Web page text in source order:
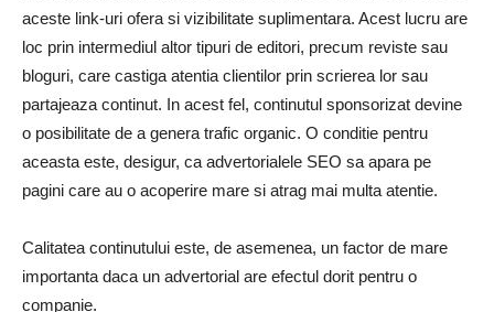
aceste link-uri ofera si vizibilitate suplimentara. Acest lucru are
loc prin intermediul altor tipuri de editori, precum reviste sau
bloguri, care castiga atentia clientilor prin scrierea lor sau
partajeaza continut. In acest fel, continutul sponsorizat devine
o posibilitate de a genera trafic organic. O conditie pentru
aceasta este, desigur, ca advertorialele SEO sa apara pe
pagini care au o acoperire mare si atrag mai multa atentie.
Calitatea continutului este, de asemenea, un factor de mare
importanta daca un advertorial are efectul dorit pentru o
companie.